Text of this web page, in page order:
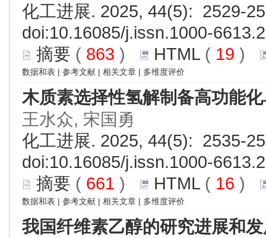
化工进展. 2025, 44(5): 2529-
doi:10.16085/j.issn.1000-
摘要 ( 863 ) HTML( 19 )
数据和表 | 参考文献 | 相关文章 | 多维度评价
木质素选择性氢解制备高功能
王水众, 宋国勇
化工进展. 2025, 44(5): 2535-
doi:10.16085/j.issn.1000-
摘要 ( 661 ) HTML( 16 )
数据和表 | 参考文献 | 相关文章 | 多维度评价
我国纤维素乙醇的研究进展和